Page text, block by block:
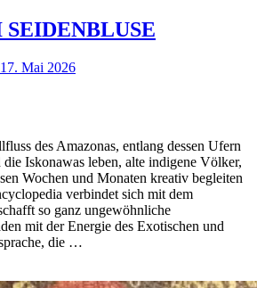
17. Mai 2026
des Amazonas, entlang dessen Ufern
Iskonawas leben, alte indigene Völker,
Wochen und Monaten kreativ begleiten
verbindet sich mit dem
so ganz ungewöhnliche
mit der Energie des Exotischen und
die …